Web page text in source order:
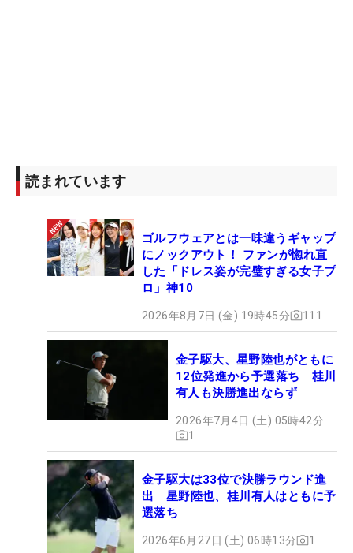
読まれています
ゴルフウェアとは一味違うギャップ
にノックアウト！ ファンが惚れ直
した「ドレス姿が完璧すぎる女子プ
ロ」神10
2026年8月7日 (金) 19時45分 111
金子駆大、星野陸也がともに
12位発進から予選落ち 桂川
有人も決勝進出ならず
2026年7月4日 (土) 05時42分
1
金子駆大は33位で決勝ラウンド進
出 星野陸也、桂川有人はともに予
選落ち
2026年6月27日 (土) 06時13分 1